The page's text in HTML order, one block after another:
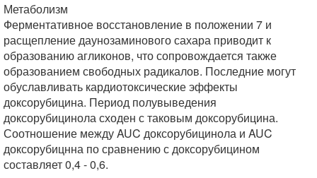
Метаболизм
Ферментативное восстановление в положении 7 и
расщепление даунозаминового сахара приводит к
образованию агликонов, что сопровождается также
образованием свободных радикалов. Последние могут
обуславливать кардиотоксические эффекты
доксорубицина. Период полувыведения
доксорубицинола сходен с таковым доксорубицина.
Соотношение между AUC доксорубицинола и AUC
доксорубицнна по сравнению с доксорубицином
составляет 0,4 - 0,6.